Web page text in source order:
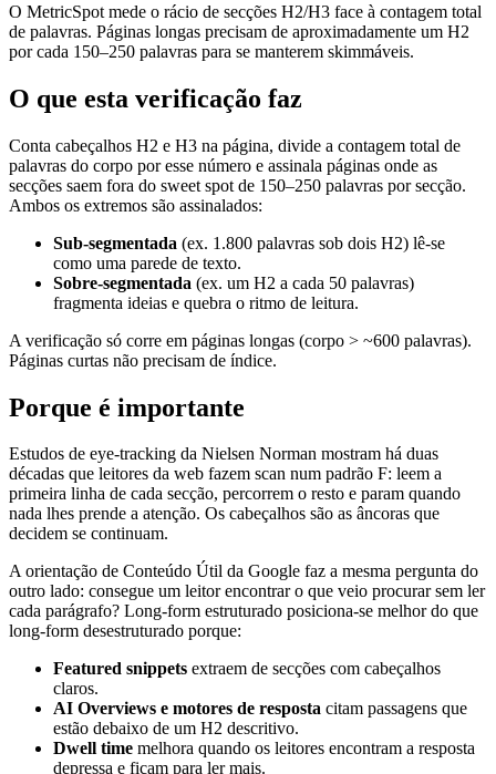
O MetricSpot mede o rácio de secções H2/H3 face à contagem total
de palavras. Páginas longas precisam de aproximadamente um H2
por cada 150–250 palavras para se manterem skimmáveis.
O que esta verificação faz
Conta cabeçalhos H2 e H3 na página, divide a contagem total de
palavras do corpo por esse número e assinala páginas onde as
secções saem fora do sweet spot de 150–250 palavras por secção.
Ambos os extremos são assinalados:
Sub-segmentada (ex. 1.800 palavras sob dois H2) lê-se
como uma parede de texto.
Sobre-segmentada (ex. um H2 a cada 50 palavras)
fragmenta ideias e quebra o ritmo de leitura.
A verificação só corre em páginas longas (corpo > ~600 palavras).
Páginas curtas não precisam de índice.
Porque é importante
Estudos de eye-tracking da Nielsen Norman mostram há duas
décadas que leitores da web fazem scan num padrão F: leem a
primeira linha de cada secção, percorrem o resto e param quando
nada lhes prende a atenção. Os cabeçalhos são as âncoras que
decidem se continuam.
A orientação de Conteúdo Útil da Google faz a mesma pergunta do
outro lado: consegue um leitor encontrar o que veio procurar sem ler
cada parágrafo? Long-form estruturado posiciona-se melhor do que
long-form desestruturado porque:
Featured snippets extraem de secções com cabeçalhos
claros.
AI Overviews e motores de resposta citam passagens que
estão debaixo de um H2 descritivo.
Dwell time melhora quando os leitores encontram a resposta
depressa e ficam para ler mais.